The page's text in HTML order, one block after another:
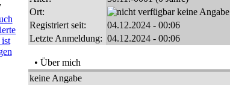
Ort:
keine Angabe
Registriert seit:
04.12.2024 - 00:06
Letzte Anmeldung: 04.12.2024 - 00:06
• Über mich
keine Angabe